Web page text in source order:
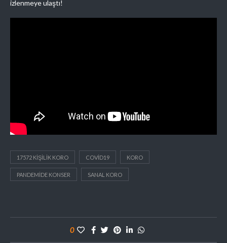
izlenmeye ulaştı!
17572 KIŞILIK KORO COVID19 KORO
PANDEMIDE KONSER SANAL KORO
0